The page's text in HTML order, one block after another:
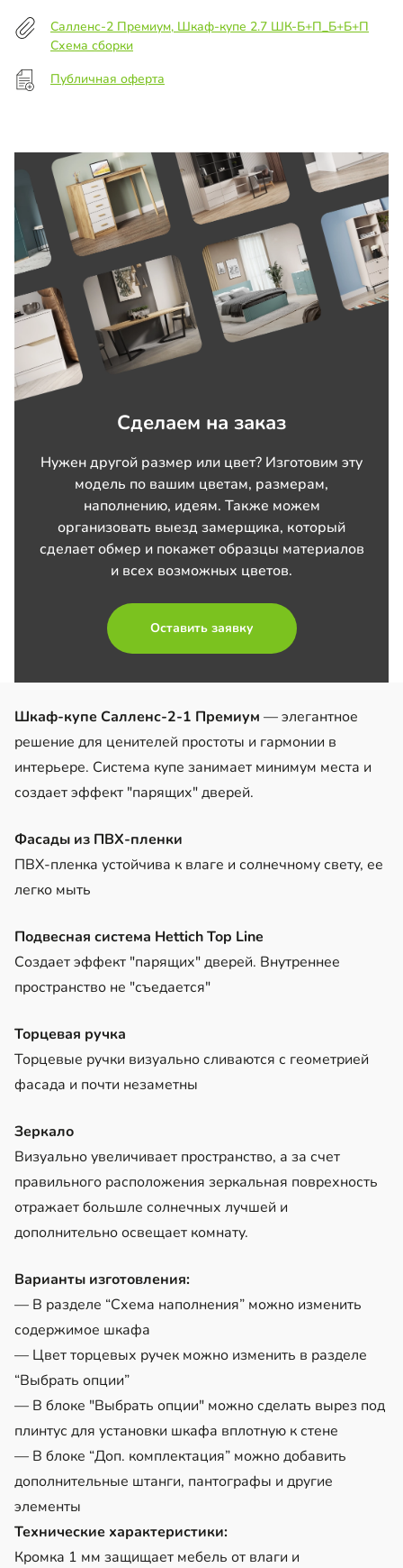
Салленс-2 Премиум, Шкаф-купе 2.7 ШК-Б+П_Б+Б+П
Схема сборки
Публичная оферта
Сделаем на заказ
Нужен другой размер или цвет? Изготовим эту
модель по вашим цветам, размерам,
наполнению, идеям. Также можем
организовать выезд замерщика, который
сделает обмер и покажет образцы материалов
и всех возможных цветов.
Оставить заявку
Шкаф-купе Салленс-2-1 Премиум — элегантное
решение для ценителей простоты и гармонии в
интерьере. Система купе занимает минимум места и
создает эффект "парящих" дверей.
Фасады из ПВХ-пленки
ПВХ-пленка устойчива к влаге и солнечному свету, ее
легко мыть
Подвесная система Hettich Top Line
Создает эффект "парящих" дверей. Внутреннее
пространство не "съедается"
Торцевая ручка
Торцевые ручки визуально сливаются с геометрией
фасада и почти незаметны
Зеркало
Визуально увеличивает пространство, а за счет
правильного расположения зеркальная поврехность
отражает большле солнечных лучшей и
дополнительно освещает комнату.
Варианты изготовления:
— В разделе “Схема наполнения” можно изменить
содержимое шкафа
— Цвет торцевых ручек можно изменить в разделе
“Выбрать опции”
— В блоке "Выбрать опции" можно сделать вырез под
плинтус для установки шкафа вплотную к стене
— В блоке “Доп. комплектация” можно добавить
дополнительные штанги, пантографы и другие
элементы
Технические характеристики:
Кромка 1 мм защищает мебель от влаги и